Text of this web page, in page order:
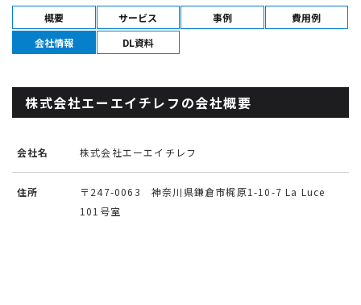
概要 サービス 事例
費用例
会社情報
DL資料
株式会社エーエイチレフの会社概要
会社名 株式会社エーエイチレフ
住所
〒247-0063 神奈川県鎌倉市梶原1-10-7 La Luce
101号室